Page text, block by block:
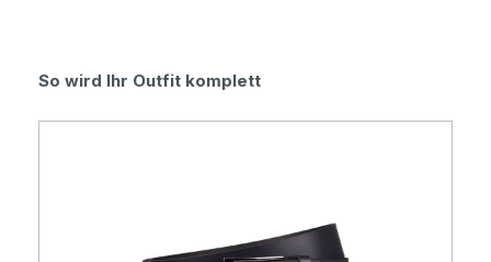
Produktgalerie überspringen
So wird Ihr Outfit komplett